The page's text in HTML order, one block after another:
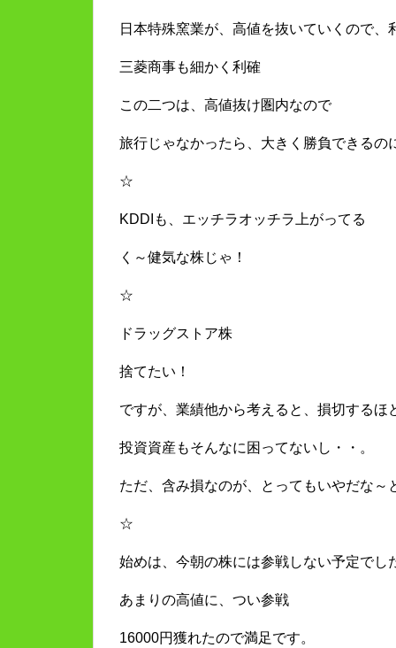
日本特殊窯業が、高値を抜いていくので、
三菱商事も細かく利確
この二つは、高値抜け圏内なので
旅行じゃなかったら、大きく勝負できるの
☆
KDDIも、エッチラオッチラ上がってる
く～健気な株じゃ！
☆
ドラッグストア株
捨てたい！
ですが、業績他から考えると、損切するほ
投資資産もそんなに困ってないし・・。
ただ、含み損なのが、とってもいやだな～
☆
始めは、今朝の株には参戦しない予定でし
あまりの高値に、つい参戦
16000円獲れたので満足です。